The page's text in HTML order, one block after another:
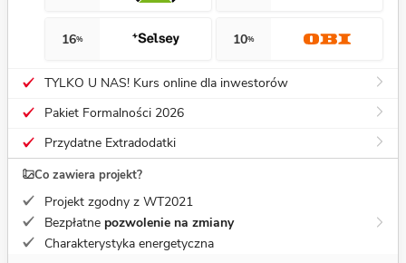
16% 10%
TYLKO U NAS! Kurs online dla inwestorów
Pakiet Formalności 2026
Przydatne Extradodatki
Co zawiera projekt?
Projekt zgodny z WT2021
Bezpłatne pozwolenie na zmiany
Charakterystyka energetyczna